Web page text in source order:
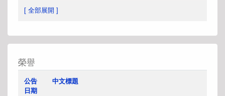
[ 全部展開 ]
榮譽
公告
日期
中文標題